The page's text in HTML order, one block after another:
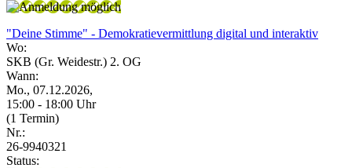
"Deine Stimme" - Demokratievermittlung digital und interaktiv
Wo:
SKB (Gr. Weidestr.) 2. OG
Wann:
Mo., 07.12.2026,
15:00 - 18:00 Uhr
(1 Termin)
Nr.:
26-9940321
Status: